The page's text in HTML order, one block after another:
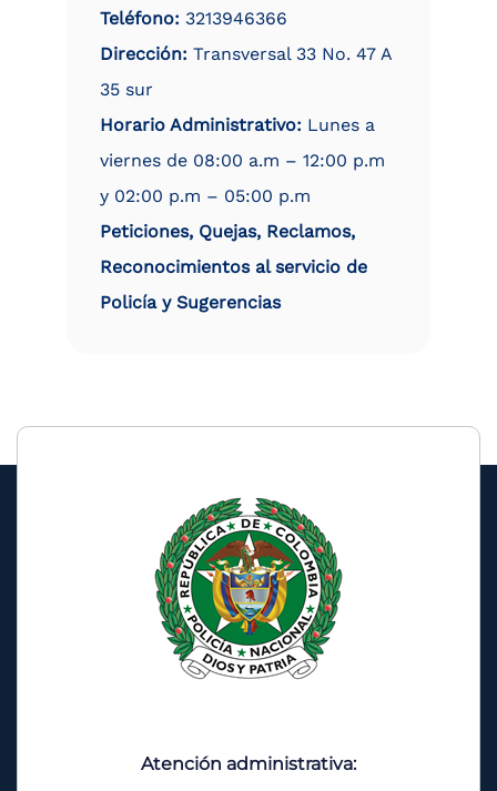
Teléfono: 3213946366
Dirección: Transversal 33 No. 47 A
35 sur
Horario Administrativo: Lunes a
viernes de 08:00 a.m – 12:00 p.m
y 02:00 p.m – 05:00 p.m
Peticiones, Quejas, Reclamos,
Reconocimientos al servicio de
Policía y Sugerencias
Atención administrativa: